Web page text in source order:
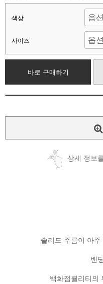
색상
사이즈
바로 구매하기
상세 정보
솔리드 주름이 아
밴
백화점퀄리티의